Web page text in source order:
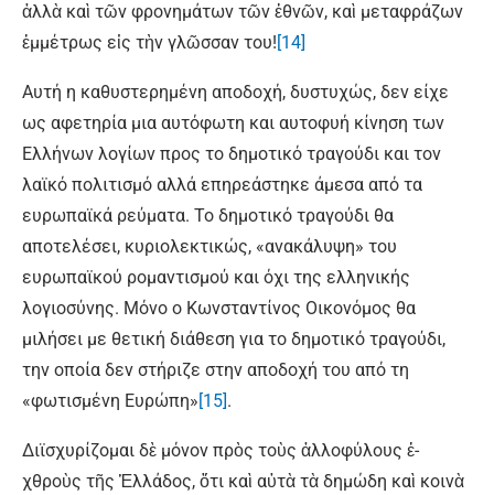
ἀλλὰ καὶ τῶν φρονημάτων τῶν ἐθνῶν, καὶ μεταφράζων
ἐμμέτρως εἰς τὴν γλῶσσαν του! [14]
Αυτή η καθυστερημένη αποδοχή, δυστυχώς, δεν είχε
ως αφετηρία μια αυτόφωτη και αυτοφυή κίνηση των
Ελλήνων λογίων προς το δημοτικό τραγούδι και τον
λαϊκό πολιτισμό αλλά επηρεάστηκε άμεσα από τα
ευρωπαϊκά ρεύματα. Το δημοτικό τραγούδι θα
αποτελέσει, κυριολεκτικώς, «ανακάλυψη» του
ευρωπαϊκού ρομαντισμού και όχι της ελληνικής
λογιοσύνης. Μόνο ο Κωνσταντίνος Οικονόμος θα
μιλήσει με θετική διάθεση για το δημοτικό τραγούδι,
την οποία δεν στήριζε στην αποδοχή του από τη
«φωτισμένη Ευρώπη» [15].
Δι­ϊ­σχυ­ρί­ζο­μαι δὲ μό­νον πρὸς τοὺς ἀλ­λο­φύ­λους ἐ­
χθροὺς τῆς Ἑλ­λά­δος, ὅ­τι καὶ αὐ­τὰ τὰ δη­μώ­δη καὶ κοι­νὰ